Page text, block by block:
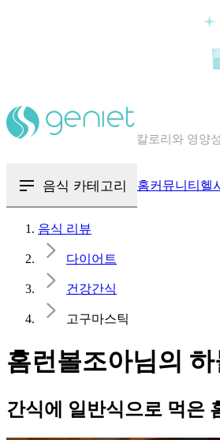
칼로리와 영양
음식 카테고리 홈커뮤니티 헬
음식 리뷰
다이어트
건강간식
고구마스틱
홈런볼조아님의
간식에 일반식으로 먹은